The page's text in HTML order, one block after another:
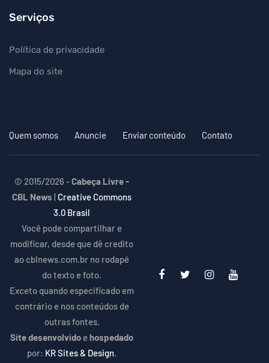
Serviços
Política de privacidade
Mapa do site
Quem somos Anuncie Enviar conteúdo Contato
© 2015/2026 -Cabeça Livre -
CBL News | Creative Commons
3.0 Brasil
Você pode compartilhar e
modificar, desde que dê credito
ao cblnews.com.br no rodapé
do texto e foto.
Exceto quando especificado em
contrário e nos conteúdos de
outras fontes.
Site desenvolvido ehospedado
por: KR Sites & Design.